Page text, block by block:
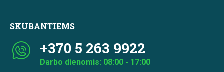
SKUBANTIEMS
+370 5 263 9922
Darbo dienomis: 08:00 - 17:00